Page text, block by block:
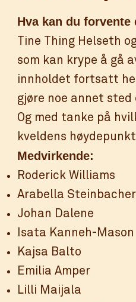
Hva kan du forvente
Tine Thing Helseth
som kan krype å gå
innholdet fortsatt
gjøre noe annet sted
Og med tanke på
kveldens
Medvirkende:
Roderick Williams
Arabella Steinbacher
Johan Dalene
Isata Kanneh-Mason
Kajsa Balto
Emilia Amper
Lilli Maijala